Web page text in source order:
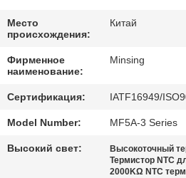
МЫ
НОВОСТИ
СПРОСИТЕ
ЦИТАТУ
Место
происхождения:
Китай
Фирменное
наименование:
Minsing
Сертификация: IATF16949/
Model Number: MF5A-3 Series
Высокий свет: Высокоточный
Термистор NTC
2000KΩ NTC